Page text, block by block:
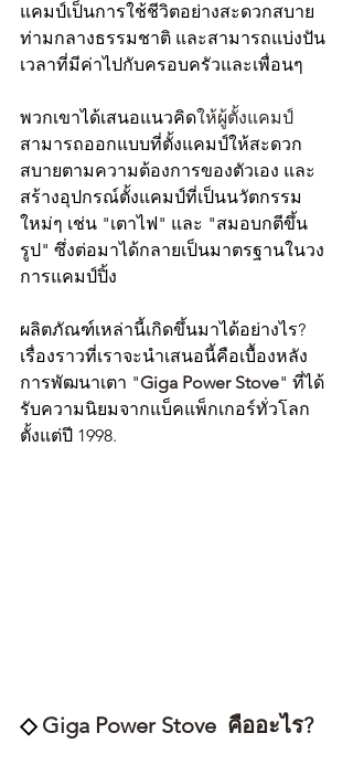
แคมป์เป็นการใช้ชีวิตอย่างสะดวกสบาย
ท่ามกลางธรรมชาติ และสามารถแบ่งปัน
เวลาที่มีค่าไปกับครอบครัวและเพื่อนๆ
พวกเขาได้เสนอแนวคิดให้ผู้ตั้งแคมป์
สามารถออกแบบที่ตั้งแคมป์ให้สะดวก
สบายตามความต้องการของตัวเอง และ
สร้างอุปกรณ์ตั้งแคมป์ที่เป็นนวัตกรรม
ใหม่ๆ เช่น "เตาไฟ" และ "สมอบกตีขึ้น
รูป" ซึ่งต่อมาได้กลายเป็นมาตรฐานในวง
การแคมป์ปิ้ง
ผลิตภัณฑ์เหล่านี้เกิดขึ้นมาได้อย่างไร?
เรื่องราวที่เราจะนำเสนอนี้คือเบื้องหลัง
การพัฒนาเตา "Giga Power Stove" ที่ได้
รับความนิยมจากแบ็คแพ็กเกอร์ทั่วโลก
ตั้งแต่ปี 1998.
◇ Giga Power Stove  คืออะไร?